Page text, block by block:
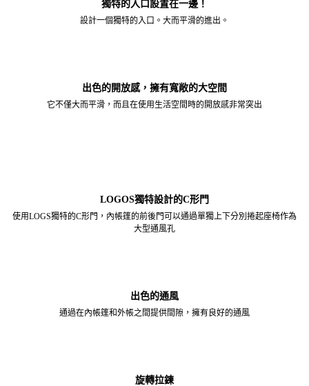
獨特的入口設置在一邊！
設計一個獨特的入口。 大而平滑的進出。
出色的開放感，擁有寬敞的大空間
它不僅大而平滑，而且在使用生活空間時的開放感非常突出
LOGOS獨特設計的C形門
使用LOGS獨特的C形門，內帳篷的前後門可以通過單獨上下分別捲起座椅作為
大型通風孔
出色的通風
通過在內帳篷和外帳之間提供間隙，擁有良好的通風
旋轉拉鍊